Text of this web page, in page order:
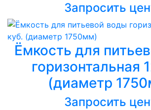
Запросить
Ёмкость для
горизонтальная
(диаметр
Запросить